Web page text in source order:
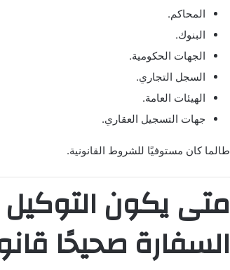
المحاكم.
البنوك.
الجهات الحكومية.
السجل التجاري.
الهيئات العامة.
جهات التسجيل العقاري.
طالما كان مستوفيًا للشروط القانونية.
متى يكون التوكيل
السفارة صحيحًا